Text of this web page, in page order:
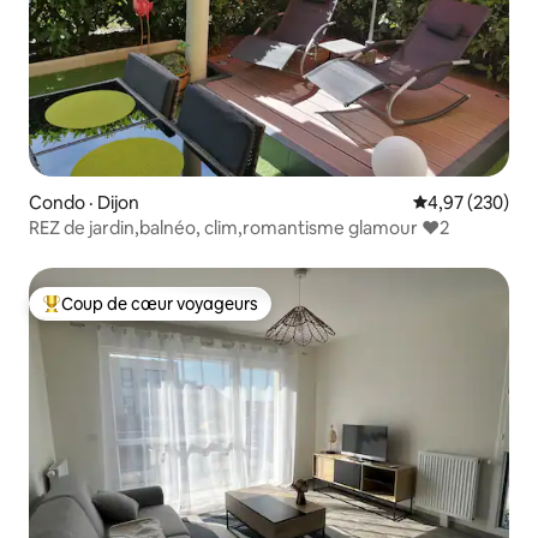
Condo · Dijon Note
4,97 (230)
REZ de jardin,balnéo, clim,romantisme glamour ❤️2
Coup de cœur voyageurs parmi les plus aimés
Coup de cœur voyageurs